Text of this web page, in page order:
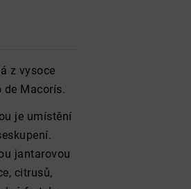
z vysoce
de Macorís.
je umístění
jantarovou
citrusů,